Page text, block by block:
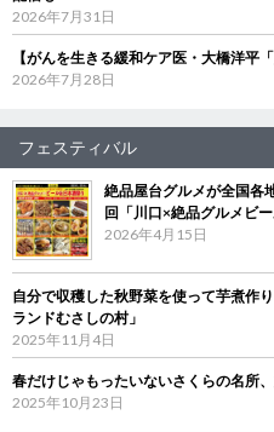
2026年7月31日
【がんを生きる緩和ケア医・大橋洋平
2026年7月28日
フェスティバル
絶品屋台グルメが全国各
回「川口×絶品グルメビ
2026年4月15日
自分で収穫した秋野菜を使って芋煮作
ランドむさしの村」
2025年11月4日
春だけじゃもったいないさくらの名所
2025年10月23日